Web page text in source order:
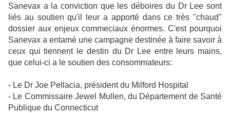
Sanevax a la conviction que les déboires du Dr Lee sont
liés au soutien qu'il leur a apporté dans ce très "chaud"
dossier aux enjeux commeciaux énormes. C'est pourquoi
Sanevax a entamé une campagne destinée à faire savoir à
ceux qui tiennent le destin du Dr Lee entre leurs mains,
que celui-ci a le soutien des consommateurs:
- Le Dr Joe Pellacia, président du Milford Hospital
- Le Commissaire Jewel Mullen, du Département de Santé
Publique du Connecticut